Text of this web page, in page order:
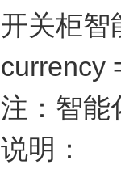
开关柜智
currency
注：智能
说明：